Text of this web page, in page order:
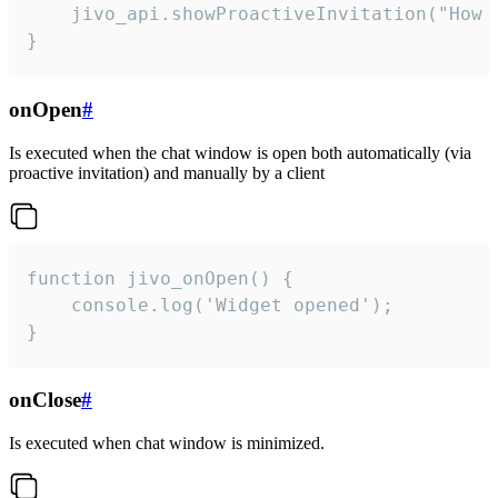
jivo_api.showProactiveInvitation("How
}
onOpen#
Is executed when the chat window is open both automatically (via
proactive invitation) and manually by a client
function jivo_onOpen() {
    console.log('Widget opened');
}
onClose#
Is executed when chat window is minimized.